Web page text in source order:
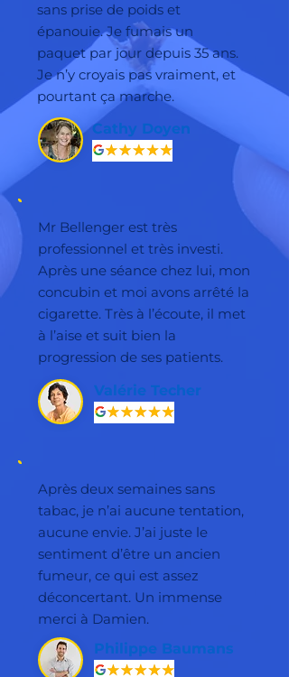
sans prise de poids et
épanouie. Je fumais un
paquet par jour depuis 35 ans.
Je n’y croyais pas vraiment, et
pourtant ça marche.
Cathy Doyen
Mr Bellenger est très
professionnel et très investi.
Après une séance chez lui, mon
concubin et moi avons arrêté la
cigarette. Très à l’écoute, il met
à l’aise et suit bien la
progression de ses patients.
Valérie Techer
Après deux semaines sans
tabac, je n’ai aucune tentation,
aucune envie. J’ai juste le
sentiment d’être un ancien
fumeur, ce qui est assez
déconcertant. Un immense
merci à Damien.
Philippe Baumans